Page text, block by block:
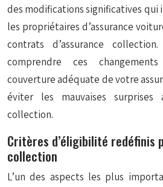
des modifications significatives
les propriétaires d’assurance
contrats d’assurance
comprendre ces
couverture adéquate de votre
éviter les mauvaises surprises
collection.
Critères d’éligibilité redéfinis
collection
L’un des aspects les plus